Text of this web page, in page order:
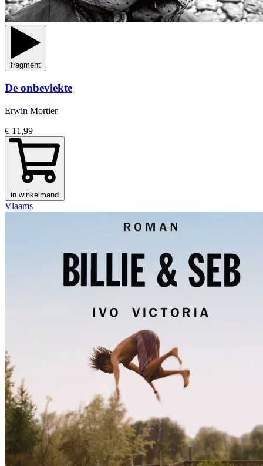
fragment
De onbevlekte
Erwin Mortier
€ 11,99
in winkelmand
Vlaams